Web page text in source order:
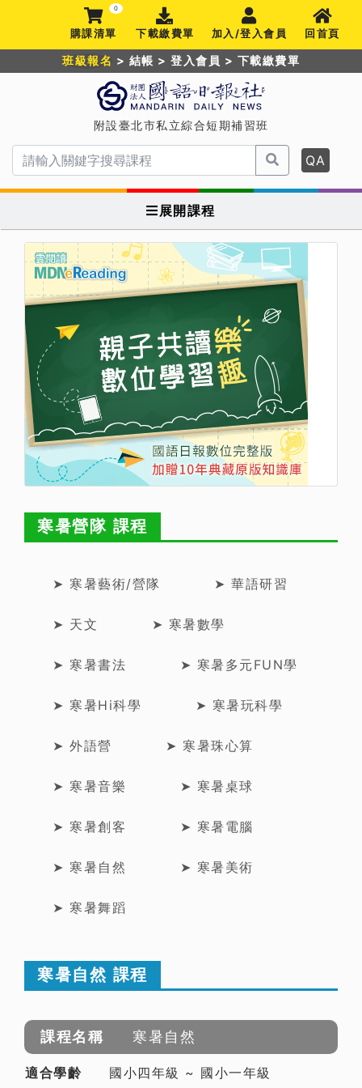
0
購課清單 下載繳費單 加入/登入會員 回首頁
附設臺北市私立綜合短期補習班
QA
展開課程
班級報名 > 結帳 > 登入會員 > 下載繳費單
寒暑營隊 課程
➤ 寒暑藝術/營隊 ➤ 華語研習
➤ 天文 ➤ 寒暑數學
➤ 寒暑書法 ➤ 寒暑多元FUN學
➤ 寒暑Hi科學 ➤ 寒暑玩科學
➤ 外語營 ➤ 寒暑珠心算
➤ 寒暑音樂 ➤ 寒暑桌球
➤ 寒暑創客 ➤ 寒暑電腦
➤ 寒暑自然 ➤ 寒暑美術
➤ 寒暑舞蹈
寒暑自然 課程
寒暑自然
國小四年級 ~ 國小一年級